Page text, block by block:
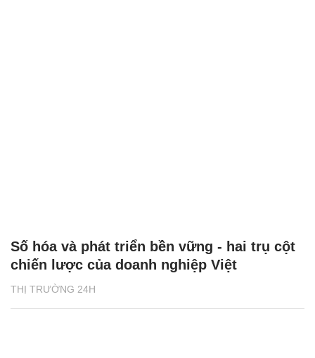
THỊ TRƯỜNG 24H
Số hóa và phát triển bền vững - hai trụ cột
chiến lược của doanh nghiệp Việt